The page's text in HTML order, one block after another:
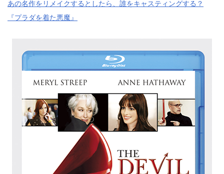
あの名作をリメイクするとしたら、誰をキャスティングする？
『プラダを着た悪魔』